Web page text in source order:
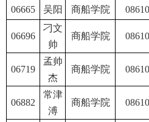
06665 吴阳 商船学院
06696
刁文
帅
商船学院
06719
孟帅
杰
商船学院
06882
常津
溥
商船学院